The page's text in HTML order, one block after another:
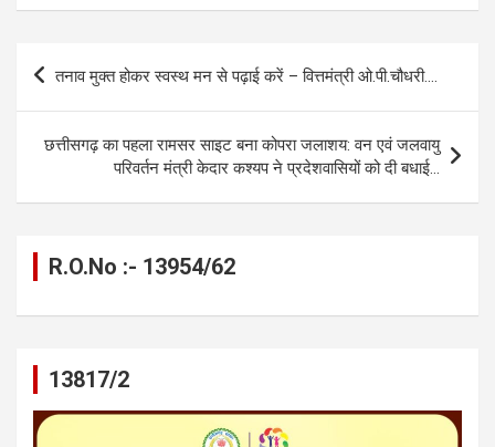
ce
o
o
k
se
n
g
er
at
A
p
p
e
gr
a
m
ail py
Li
n
k
ar
e
Post
navigation
तनाव मुक्त होकर स्वस्थ मन से पढ़ाई करें – वित्तमंत्री ओ.पी.चौधरी….
छत्तीसगढ़ का पहला रामसर साइट बना कोपरा जलाशय: वन एवं जलवायु
परिवर्तन मंत्री केदार कश्यप ने प्रदेशवासियों को दी बधाई…
R.O.No :- 13954/62
13817/2